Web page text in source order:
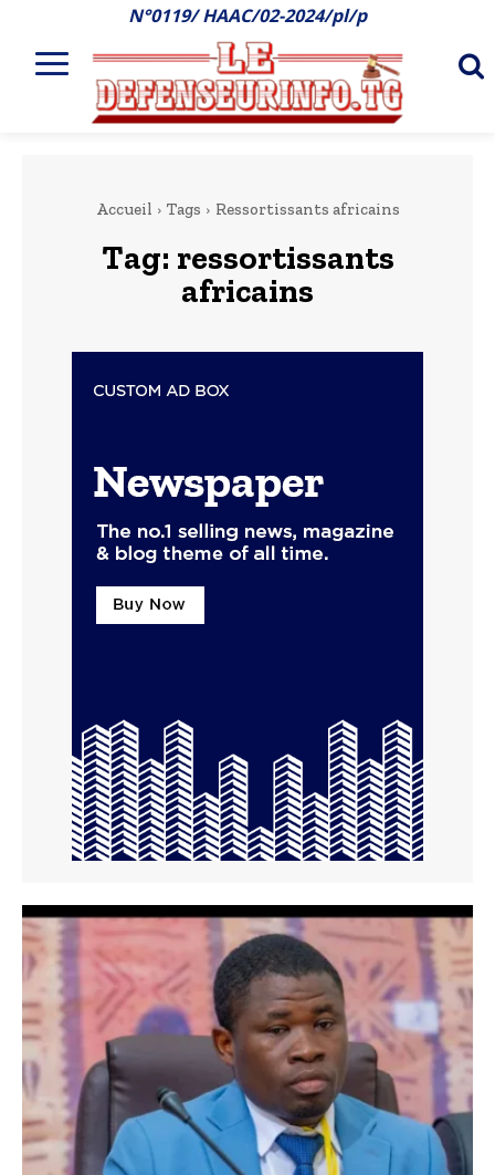
N°0119/ HAAC/02-2024/pl/p
Accueil Tags Ressortissants africains
Tag: ressortissants
africains